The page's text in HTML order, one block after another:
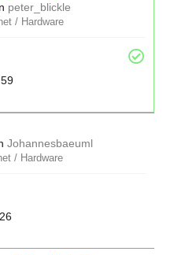
peter_blickle
/ Hardware
Johannesbaeuml
/ Hardware